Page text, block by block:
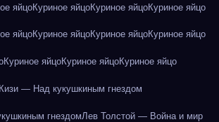
яйцоКуриное яйцоКуриное яйцоКуриное яйцо
яйцоКуриное яйцоКуриное яйцоКуриное яйцо
Куриное яйцоКуриное яйцоКуриное яйцо
— Над кукушкиным гнездом
гнездомЛев Толстой — Война и мир